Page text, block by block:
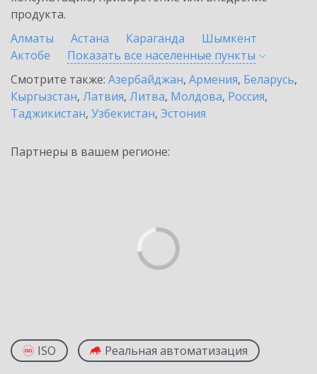
продукта.
Алматы
Астана Караганда
Шымкент
Актобе
Показать все населенные пункты
Смотрите также: Азербайджан, Армения, Беларусь,
Кыргызстан, Латвия, Литва, Молдова, Россия,
Таджикистан, Узбекистан, Эстония
Партнеры в вашем регионе:
ISO Реальная автоматизация